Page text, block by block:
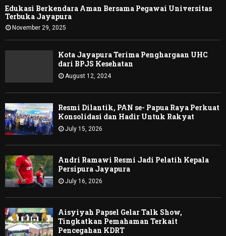
Edukasi Berkendara Aman Bersama Pegawai Universitas
Terbuka Jayapura
November 29, 2025
Kota Jayapura Terima Penghargaan UHC
dari BPJS Kesehatan
August 12, 2024
Resmi Dilantik, PAN se- Papua Raya Perkuat
Konsolidasi dan Hadir Untuk Rakyat
July 15, 2026
Andri Ramawi Resmi Jadi Pelatih Kepala
Persipura Jayapura
July 16, 2026
Aisyiyah Papsel Gelar Talk Show,
Tingkatkan Pemahaman Terkait
Pencegahan KDRT